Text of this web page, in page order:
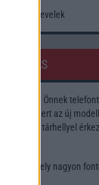
Korábbi hírlevelek
SZAVAZÁS
Megérné Önnek
azért, mert az új
tárhellyel
Igen, a tárhely nagyon